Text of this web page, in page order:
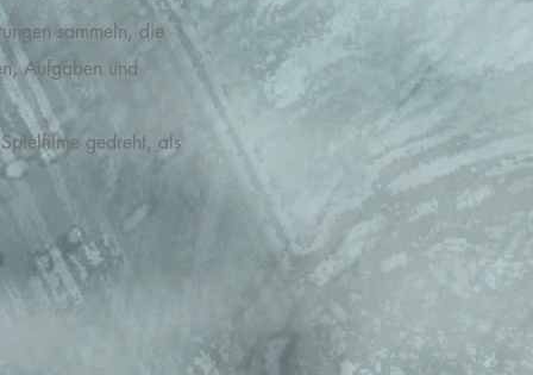
sammeln, die
Aufgaben und
gedreht, als